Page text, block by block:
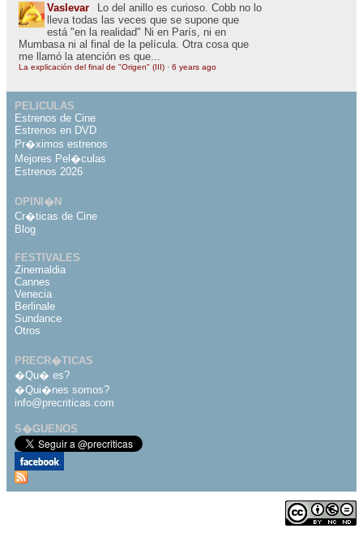
Vaslevar
Lo del anillo es curioso. Cobb no lo
lleva todas las veces que se supone que
está "en la realidad" Ni en París, ni en
Mumbasa ni al final de la película. Otra cosa que
me llamó la atención es que...
La explicación del final de "Origen" (III) · 6 years ago
PELICULAS
Estrenos de Cine
Estrenos en DVD
Pr�ximos estrenos
Mejores Pel�culas
Estrenos 2026
OPINI�N
Cr�ticas de Cine
Blog
FESTIVALES
Zinemaldia
Cannes
Venecia
Berlinale
Sundance
Otros
PRECR�TICAS
�Qu� es?
�Qui�nes somos?
info@precriticas.com
S�GUENOS